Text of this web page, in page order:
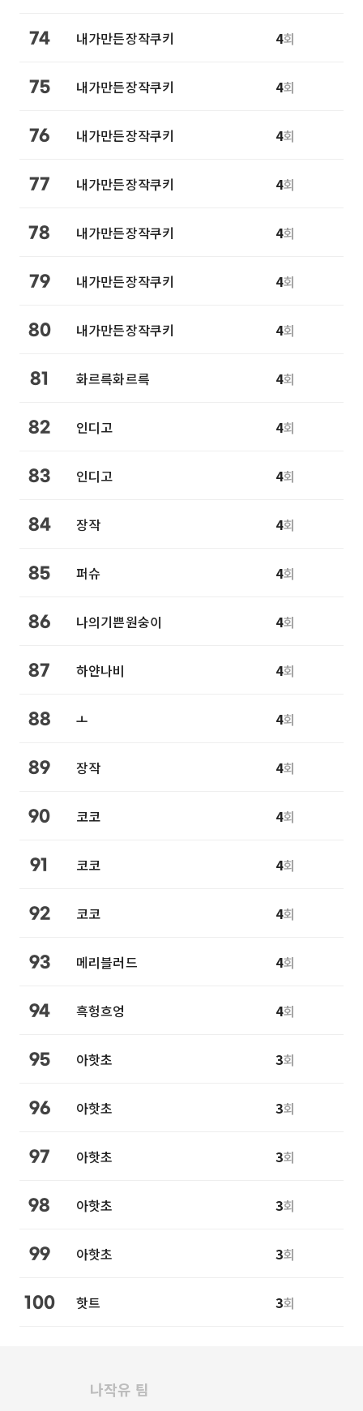
74 내가만든장작쿠키 4회
75 내가만든장작쿠키 4회
76 내가만든장작쿠키 4회
77 내가만든장작쿠키 4회
78 내가만든장작쿠키 4회
79 내가만든장작쿠키 4회
80 내가만든장작쿠키 4회
81 화르륵화르륵 4회
82 인디고 4회
83 인디고 4회
84 장작 4회
85 퍼슈 4회
86 나의기쁜원숭이 4회
87 하얀나비 4회
88 ㅗ 4회
89 장작 4회
90 코코 4회
91 코코 4회
92 코코 4회
93 메리블러드 4회
94 흑헝흐엉 4회
95 아핫초 3회
96 아핫초 3회
97 아핫초 3회
98 아핫초 3회
99 아핫초 3회
100 핫트 3회
나작유 팀